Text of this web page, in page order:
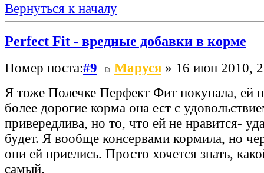
Вернуться к началу
Perfect Fit - вредные добавки в корме
Номер поста:#9 Маруся » 16 июн 2010,
Я тоже Полечке Перфект Фит покупала, ей
более дорогие корма она ест с
привередлива, но то, что ей не нравится-
будет. Я вообще консервами кормила, но
они ей приелись. Просто хочется знать,
самый.